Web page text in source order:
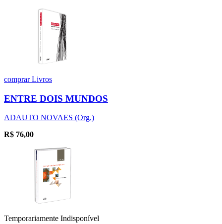
comprarLivros
ENTRE DOIS MUNDOS
ADAUTO NOVAES (Org.)
R$ 76,00
Temporariamente Indisponível